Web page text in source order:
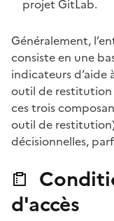
projet GitLab.
Généralement,
consiste en une
indicateurs d’aide
outil de restitution
ces trois
outil de
décisionnelles,
d'accès